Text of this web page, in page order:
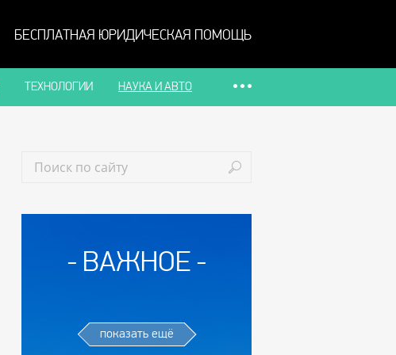
БЕСПЛАТНАЯ ЮРИДИЧЕСКАЯ ПОМОЩЬ
ТЕХНОЛОГИИ НАУКА И АВТО
ВАЖНОЕ
показать ещё